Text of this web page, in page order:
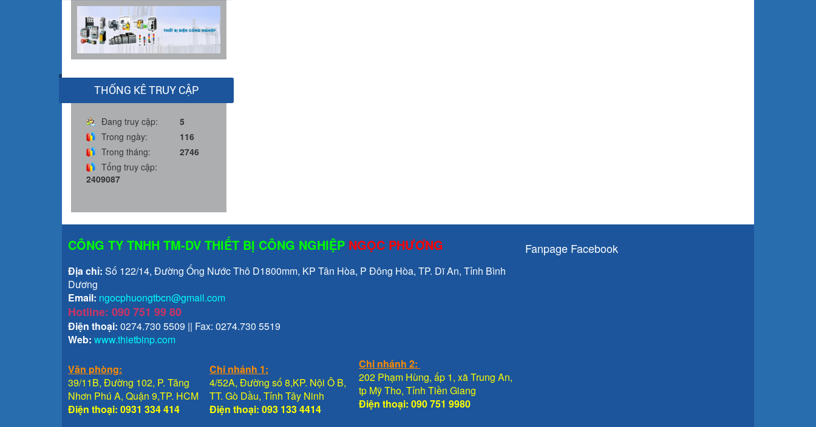
THỐNG KÊ TRUY CẬP
Đang truy cập:
5
Trong ngày:
116
Trong tháng:
2746
Tổng truy cập:
2409087
CÔNG TY TNHH TM-DV THIẾT BỊ CÔNG NGHIỆP NGỌC PHƯƠNG
Địa chỉ: Số 122/14, Đường Ống Nước Thô D1800mm, KP Tân Hòa, P Đông Hòa, TP. Dĩ An, Tỉnh Bình
Dương
Email: ngocphuongtbcn@gmail.com
Hotline: 090 751 99 80
Điện thoại: 0274.730 5509 || Fax: 0274.730 5519
Web: www.thietbinp.com
Văn phòng:
39/11B, Đường 102, P. Tăng
Nhơn Phú A, Quận 9,TP. HCM
Điện thoại: 0931 334 414
Chi nhánh 1:
4/52A, Đường số 8,KP. Nội Ô B,
TT. Gò Dầu, Tỉnh Tây Ninh
Điện thoại: 093 133 4414
Chi nhánh 2:
202 Phạm Hùng, ấp 1, xã Trung An,
tp Mỹ Tho, Tỉnh Tiền Giang
Điện thoại: 090 751 9980
Fanpage Facebook